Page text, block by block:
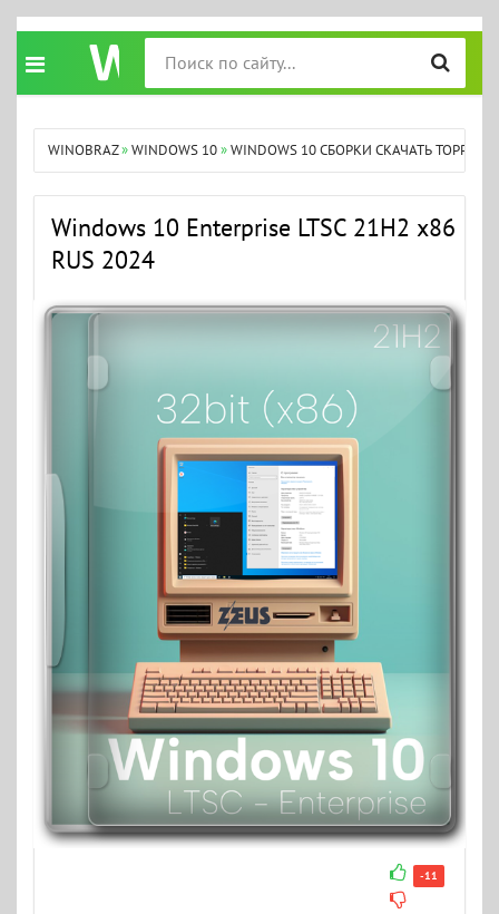
WINOBRAZ»WINDOWS 10»WINDOWS 10 СБОРКИ СКАЧАТЬ ТОРРЕНТ
Windows 10 Enterprise LTSC 21H2 x86
RUS 2024
-11